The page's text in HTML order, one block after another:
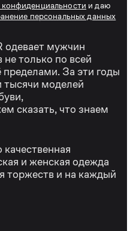
и даю
персональных данных
одевает мужчин
только по всей
пределами. За эти годы
тысячи моделей
сказать, что знаем
и женская одежда
торжеств и на каждый